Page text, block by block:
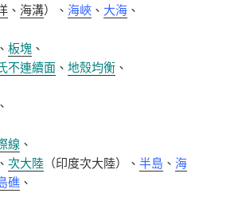
、 海溝） 、 海峽 、 大海 、
、板塊 、
不連續面 、地殼均衡 、
、
線 、
、次大陸 （印度次大陸）、半島 、 海
礁 、